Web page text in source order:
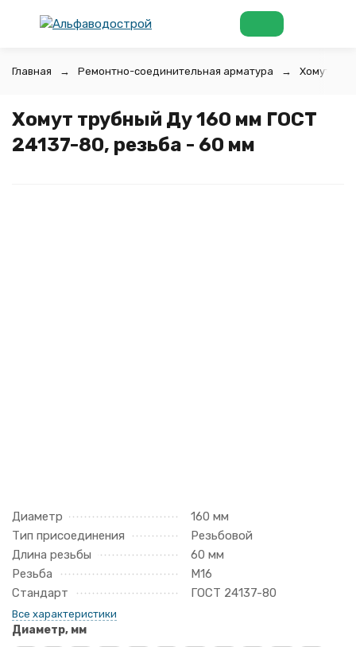
Главная Ремонтно-соединительная арматура Хомуты
Хомут трубный Ду 160 мм ГОСТ
24137-80, резьба - 60 мм
Диаметр
160 мм
Тип присоединения
Резьбовой
Длина резьбы
60 мм
Резьба
М16
Стандарт
ГОСТ 24137-80
Все характеристики
Диаметр, мм